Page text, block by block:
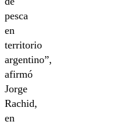
pesca
en
territorio
argentino”,
afirmó
Jorge
Rachid,
en